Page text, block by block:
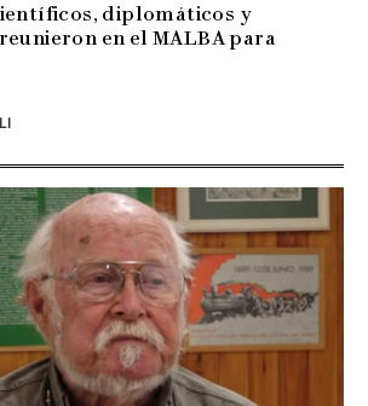
diplomáticos y
en el MALBA para